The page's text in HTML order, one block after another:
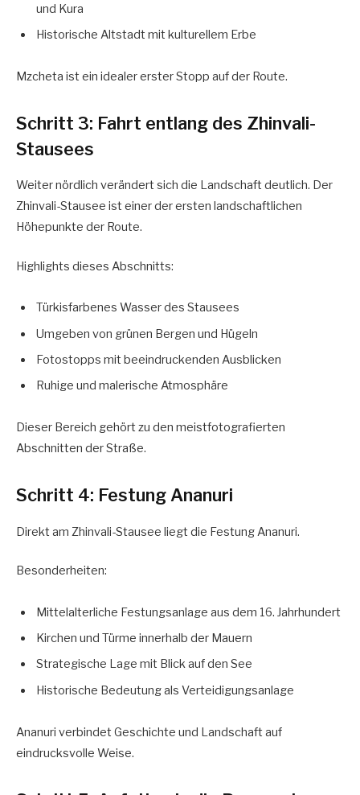
und Kura
Historische Altstadt mit kulturellem Erbe
Mzcheta ist ein idealer erster Stopp auf der Route.
Schritt 3: Fahrt entlang des Zhinvali-
Stausees
Weiter nördlich verändert sich die Landschaft deutlich. Der
Zhinvali-Stausee ist einer der ersten landschaftlichen
Höhepunkte der Route.
Highlights dieses Abschnitts:
Türkisfarbenes Wasser des Stausees
Umgeben von grünen Bergen und Hügeln
Fotostopps mit beeindruckenden Ausblicken
Ruhige und malerische Atmosphäre
Dieser Bereich gehört zu den meistfotografierten
Abschnitten der Straße.
Schritt 4: Festung Ananuri
Direkt am Zhinvali-Stausee liegt die Festung Ananuri.
Besonderheiten:
Mittelalterliche Festungsanlage aus dem 16. Jahrhundert
Kirchen und Türme innerhalb der Mauern
Strategische Lage mit Blick auf den See
Historische Bedeutung als Verteidigungsanlage
Ananuri verbindet Geschichte und Landschaft auf
eindrucksvolle Weise.